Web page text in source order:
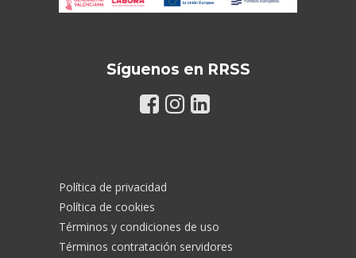
Síguenos en RRSS
Política de privacidad
Política de cookies
Términos y condiciones de uso
Términos contratación servidores